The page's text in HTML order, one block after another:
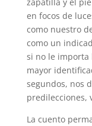
en focos de
como nuestro
como un
si no le importa
mayor
segundos, nos
predilecciones,
La cuento